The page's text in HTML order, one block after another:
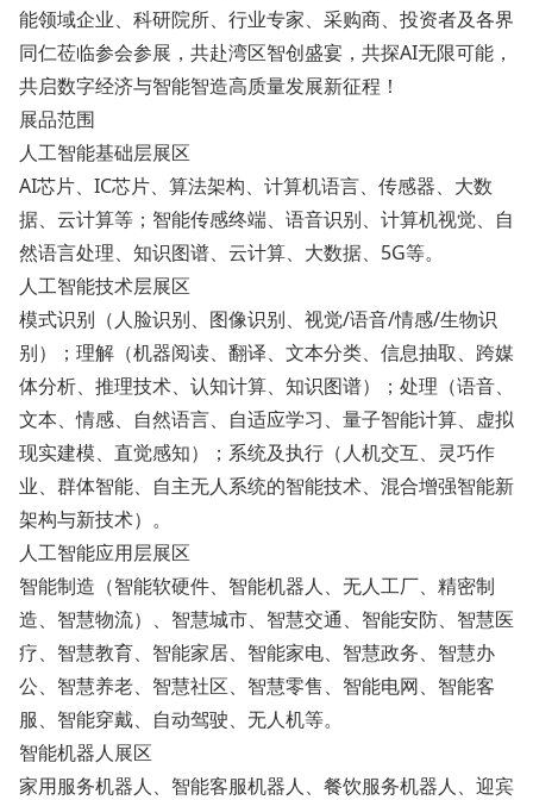
能领域企业、科研院所、行业专家、采购商、投资者及各界
同仁莅临参会参展，共赴湾区智创盛宴，共探AI无限可能，
共启数字经济与智能智造高质量发展新征程！
展品范围
人工智能基础层展区
AI芯片、IC芯片、算法架构、计算机语言、传感器、大数
据、云计算等；智能传感终端、语音识别、计算机视觉、自
然语言处理、知识图谱、云计算、大数据、5G等。
人工智能技术层展区
模式识别（人脸识别、图像识别、视觉/语音/情感/生物识
别）；理解（机器阅读、翻译、文本分类、信息抽取、跨媒
体分析、推理技术、认知计算、知识图谱）；处理（语音、
文本、情感、自然语言、自适应学习、量子智能计算、虚拟
现实建模、直觉感知）；系统及执行（人机交互、灵巧作
业、群体智能、自主无人系统的智能技术、混合增强智能新
架构与新技术）。
人工智能应用层展区
智能制造（智能软硬件、智能机器人、无人工厂、精密制
造、智慧物流）、智慧城市、智慧交通、智能安防、智慧医
疗、智慧教育、智能家居、智能家电、智慧政务、智慧办
公、智慧养老、智慧社区、智慧零售、智能电网、智能客
服、智能穿戴、自动驾驶、无人机等。
智能机器人展区
家用服务机器人、智能客服机器人、餐饮服务机器人、迎宾